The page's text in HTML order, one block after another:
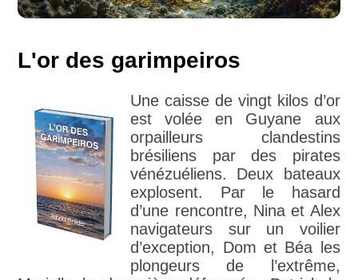
L'or des garimpeiros
Une caisse de vingt kilos d’or
est volée en Guyane aux
orpailleurs clandestins
brésiliens par des pirates
vénézuéliens. Deux bateaux
explosent. Par le hasard
d’une rencontre, Nina et Alex
navigateurs sur un voilier
d’exception, Dom et Béa les
plongeurs de l’extrême,